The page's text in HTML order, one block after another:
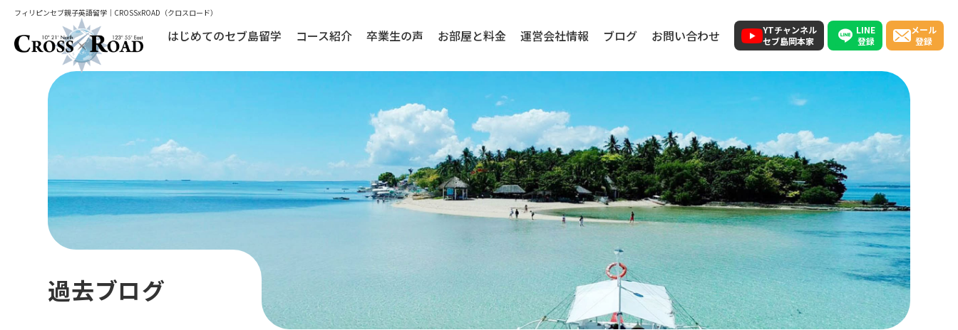
フィリピンセブ親子英語留学｜CROSSxROAD（クロスロード）
はじめてのセブ島留学 コース紹介 卒業生の声 お部屋と料金 運営会社情報 ブログ お問い合わせ
YTチャンネル
セブ島岡本家
LINE
登録
メール
登録
過去ブログ